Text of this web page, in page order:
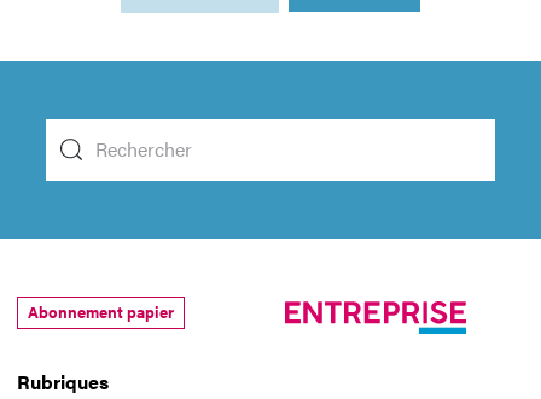
Rubriques
Abonnement papier